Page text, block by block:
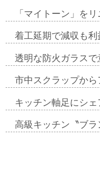
「マイトーン」を
着工延期で減収も
透明な防火ガラス
市中スクラップか
キッチン軸足にシ
高級キッチン〝ブ